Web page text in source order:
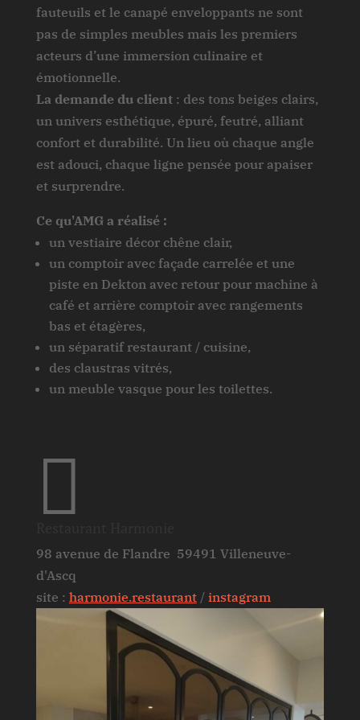
fauteuils et le canapé enveloppants ne sont
pas de simples meubles mais les premiers
acteurs d’une immersion culinaire et
émotionnelle.
La demande du client: des tons beiges clairs,
un univers esthétique, épuré, feutré, alliant
confort et durabilité. Un lieu où chaque angle
est adouci, chaque ligne pensée pour apaiser
et surprendre.
Ce qu'AMG a réalisé :
un vestiaire décor chêne clair,
un comptoir avec façade carrelée et une
piste en Dekton avec retour pour machine à
café et arrière comptoir avec rangements
bas et étagères,
un séparatif restaurant / cuisine,
des claustras vitrés,
un meuble vasque pour les toilettes.

98 avenue de Flandre 59491 Villeneuve-
d'Ascq
site : harmonie.restaurant/ instagram